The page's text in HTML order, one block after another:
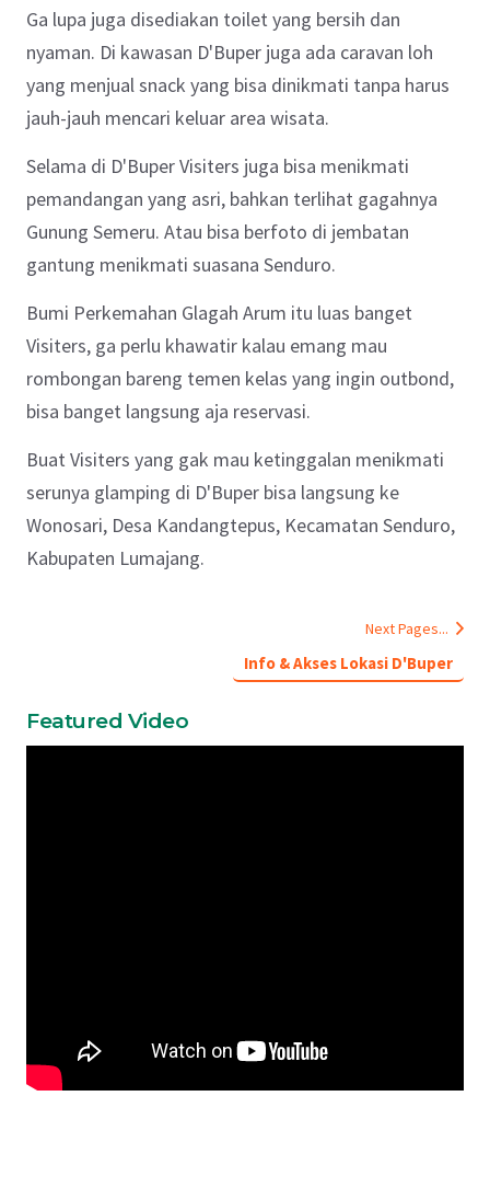
Ga lupa juga disediakan toilet yang bersih dan
nyaman. Di kawasan D'Buper juga ada caravan loh
yang menjual snack yang bisa dinikmati tanpa harus
jauh-jauh mencari keluar area wisata.
Selama di D'Buper Visiters juga bisa menikmati
pemandangan yang asri, bahkan terlihat gagahnya
Gunung Semeru. Atau bisa berfoto di jembatan
gantung menikmati suasana Senduro.
Bumi Perkemahan Glagah Arum itu luas banget
Visiters, ga perlu khawatir kalau emang mau
rombongan bareng temen kelas yang ingin outbond,
bisa banget langsung aja reservasi.
Buat Visiters yang gak mau ketinggalan menikmati
serunya glamping di D'Buper bisa langsung ke
Wonosari, Desa Kandangtepus, Kecamatan Senduro,
Kabupaten Lumajang.
Next Pages...
Info & Akses Lokasi D'Buper
Featured Video